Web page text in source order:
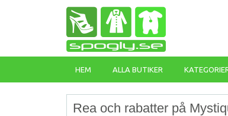
HEM ALLA BUTIKER
Rea och rabatter på